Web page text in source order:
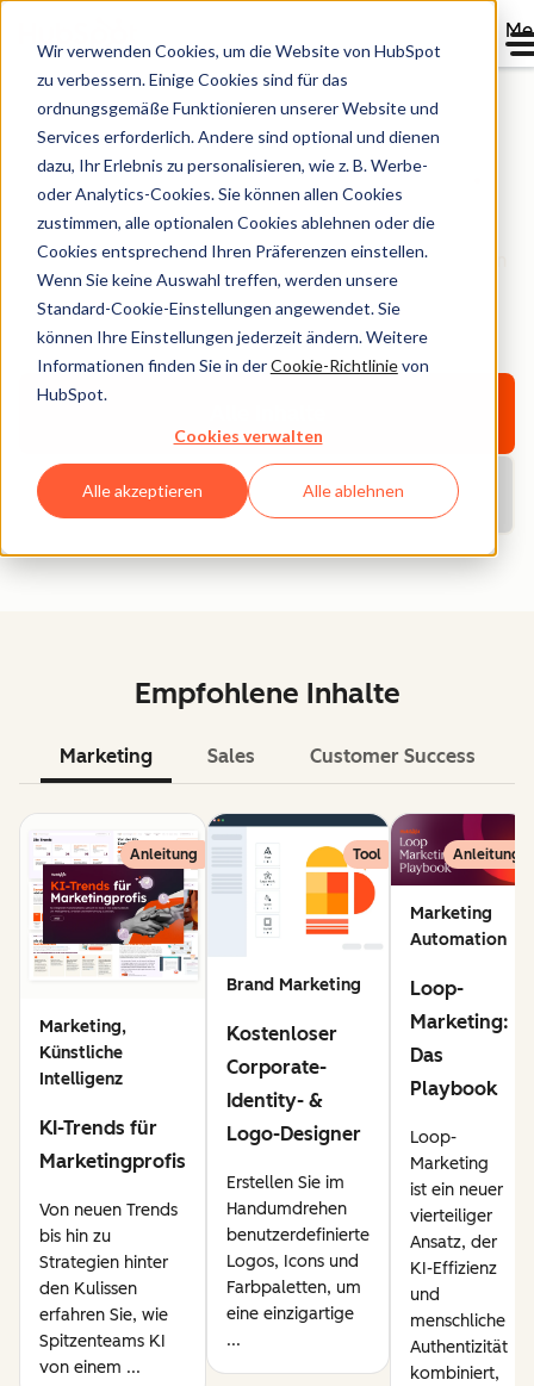
Wir verwenden Cookies, um die Website von HubSpot
zu verbessern. Einige Cookies sind für das
ordnungsgemäße Funktionieren unserer Website und
Services erforderlich. Andere sind optional und dienen
dazu, Ihr Erlebnis zu personalisieren, wie z. B. Werbe-
oder Analytics-Cookies. Sie können allen Cookies
zustimmen, alle optionalen Cookies ablehnen oder die
Cookies entsprechend Ihren Präferenzen einstellen.
Wenn Sie keine Auswahl treffen, werden unsere
Standard-Cookie-Einstellungen angewendet. Sie
können Ihre Einstellungen jederzeit ändern. Weitere
Informationen finden Sie in derCookie-Richtlinievon
HubSpot.
Cookies verwalten
Alle akzeptieren Alle ablehnen
HubSpot Bibliothek
Entdecken Sie E-Books, Tools, Guides, Vorlagen und
Berichte – alles für Ihr Unternehmenswachstum. Filtern
Sie nach Thema oder Format und finden Sie das
Richtige.
Aktuelle Berichte
Empfohlene Inhalte
Marketing Sales Customer Success
Anleitung
Marketing,
Künstliche
Intelligenz
KI-Trends für
Marketingprofis
Von neuen Trends
bis hin zu
Strategien hinter
den Kulissen
erfahren Sie, wie
Spitzenteams KI
von einem ...
Tool
Brand Marketing
Kostenloser
Corporate-
Identity- &
Logo-Designer
Erstellen Sie im
Handumdrehen
benutzerdefinierte
Logos, Icons und
Farbpaletten, um
eine einzigartige
...
Anleitung
Marketing
Automation
Loop-
Marketing:
Das
Playbook
Loop-
Marketing
ist ein neuer
vierteiliger
Ansatz, der
KI-Effizienz
und
menschliche
Authentizität
kombiniert,